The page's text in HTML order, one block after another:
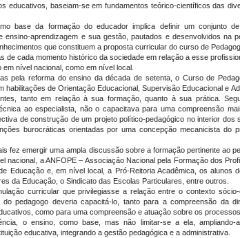
educativos, baseiam-se em fundamentos teórico-científicos das
base da formação do educador implica definir um conjunto de
aprendizagem e sua gestão, pautados e desenvolvidos na
que constituem a proposta curricular do curso de
de cada momento histórico da sociedade em relação a esse
nível nacional, como em nível local.
pela reforma do ensino da década de setenta, o Curso de
de Orientação Educacional, Supervisão Educacional e
tanto em relação à sua formação, quanto à sua prática.
ao especialista, não o capacitava para uma compreensão
de construção de um projeto político-pedagógico no interior dos
burocráticas orientadas por uma concepção mecanicista do
fez emergir uma ampla discussão sobre a formação pertinente ao
nacional, a ANFOPE – Associação Nacional pela Formação dos
Educação e, em nível local, a Pró-Reitoria Acadêmica, os alunos
da Educação, o Sindicato das Escolas Particulares, entre outros.
curricular que privilegiasse a relação entre o contexto sócio-
pedagogo deveria capacitá-lo, tanto para a compreensão da
como para uma compreensão e atuação sobre os
o ensino, como base, mas não limitar-se a ela, ampliando-
educativa, integrando a gestão pedagógica e a administrativa.